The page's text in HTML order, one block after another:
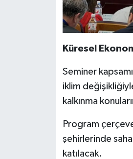
Küresel
Seminer
iklim
kalkınma
Program
şehirlerinde
katılacak.